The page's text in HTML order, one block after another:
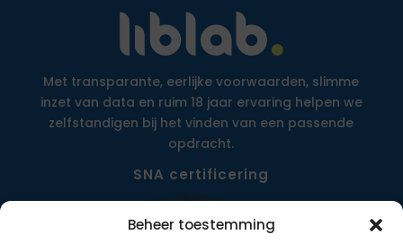
Beheer toestemming
Met transparante, eerlijke voorwaarden, slimme
inzet van data en ruim 18 jaar ervaring helpen we
zelfstandigen bij het vinden van een passende
opdracht.
SNA certificering